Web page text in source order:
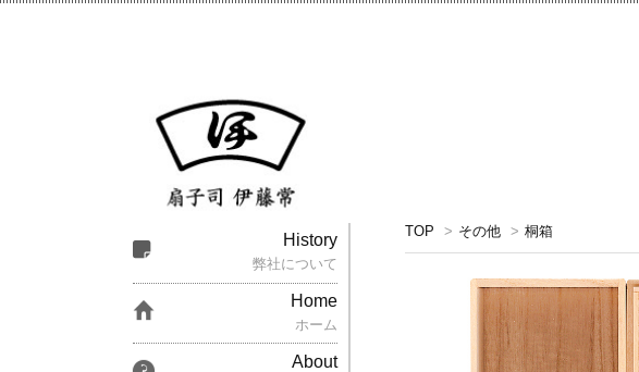
TOP > その他 > 桐箱
History
弊社について
Home
ホーム
About